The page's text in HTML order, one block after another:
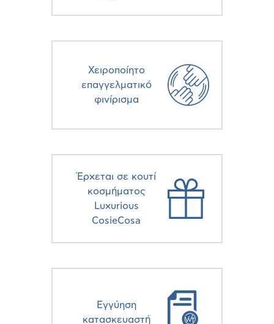
Χειροποίητο
επαγγελματικό
φινίρισμα
Έρχεται σε κουτί
κοσμήματος
Luxurious
CosieCosa
Eγγύηση
κατασκευαστή